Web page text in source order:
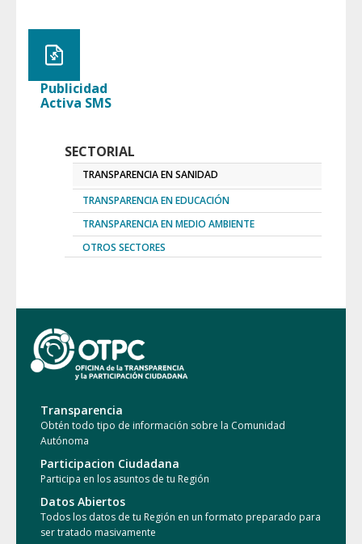
Publicidad
Activa SMS
SECTORIAL
TRANSPARENCIA EN SANIDAD
TRANSPARENCIA EN EDUCACIÓN
TRANSPARENCIA EN MEDIO AMBIENTE
OTROS SECTORES
Transparencia
Obtén todo tipo de información sobre la Comunidad
Autónoma
Participacion Ciudadana
Participa en los asuntos de tu Región
Datos Abiertos
Todos los datos de tu Región en un formato preparado para
ser tratado masivamente